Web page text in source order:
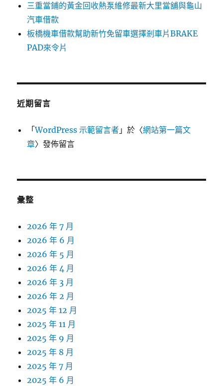
三重當鋪的黃金回收熱泵維修最新大里當舖與龜山
汽車借款
板橋機車借款幫助新竹免留車選擇剎車片BRAKE
PAD來令片
近期留言
「WordPress 示範留言者 」於〈網站第一篇文
章〉發佈留言
彙整
2026 年 7 月
2026 年 6 月
2026 年 5 月
2026 年 4 月
2026 年 3 月
2026 年 2 月
2025 年 12 月
2025 年 11 月
2025 年 9 月
2025 年 8 月
2025 年 7 月
2025 年 6 月